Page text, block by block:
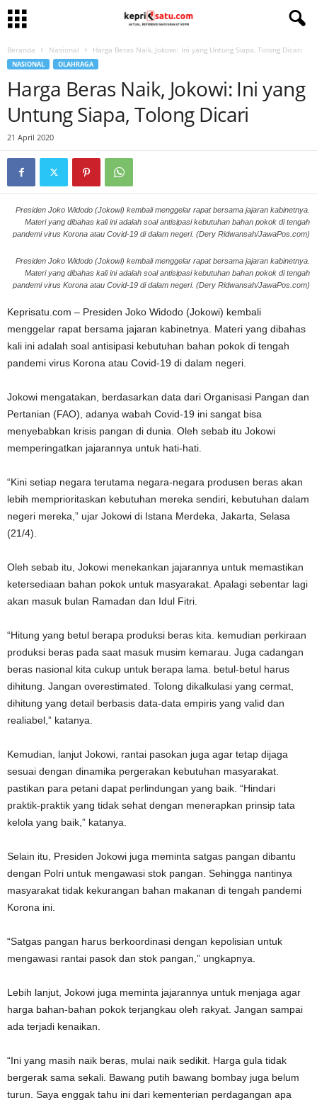
Beranda Nasional Harga Beras Naik, Jokowi: Ini yang Untung Siapa, Tolong Dicari
NASIONAL OLAHRAGA
Harga Beras Naik, Jokowi: Ini yang
Untung Siapa, Tolong Dicari
21 April 2020
Presiden Joko Widodo (Jokowi) kembali menggelar rapat bersama jajaran kabinetnya.
Materi yang dibahas kali ini adalah soal antisipasi kebutuhan bahan pokok di tengah
pandemi virus Korona atau Covid-19 di dalam negeri. (Dery Ridwansah/JawaPos.com)
Presiden Joko Widodo (Jokowi) kembali menggelar rapat bersama jajaran kabinetnya.
Materi yang dibahas kali ini adalah soal antisipasi kebutuhan bahan pokok di tengah
pandemi virus Korona atau Covid-19 di dalam negeri. (Dery Ridwansah/JawaPos.com)
Keprisatu.com – Presiden Joko Widodo (Jokowi) kembali
menggelar rapat bersama jajaran kabinetnya. Materi yang dibahas
kali ini adalah soal antisipasi kebutuhan bahan pokok di tengah
pandemi virus Korona atau Covid-19 di dalam negeri.
Jokowi mengatakan, berdasarkan data dari Organisasi Pangan dan
Pertanian (FAO), adanya wabah Covid-19 ini sangat bisa
menyebabkan krisis pangan di dunia. Oleh sebab itu Jokowi
memperingatkan jajarannya untuk hati-hati.
“Kini setiap negara terutama negara-negara produsen beras akan
lebih memprioritaskan kebutuhan mereka sendiri, kebutuhan dalam
negeri mereka,” ujar Jokowi di Istana Merdeka, Jakarta, Selasa
(21/4).
Oleh sebab itu, Jokowi menekankan jajarannya untuk memastikan
ketersediaan bahan pokok untuk masyarakat. Apalagi sebentar lagi
akan masuk bulan Ramadan dan Idul Fitri.
“Hitung yang betul berapa produksi beras kita. kemudian perkiraan
produksi beras pada saat masuk musim kemarau. Juga cadangan
beras nasional kita cukup untuk berapa lama. betul-betul harus
dihitung. Jangan overestimated. Tolong dikalkulasi yang cermat,
dihitung yang detail berbasis data-data empiris yang valid dan
realiabel,” katanya.
Kemudian, lanjut Jokowi, rantai pasokan juga agar tetap dijaga
sesuai dengan dinamika pergerakan kebutuhan masyarakat.
pastikan para petani dapat perlindungan yang baik. “Hindari
praktik-praktik yang tidak sehat dengan menerapkan prinsip tata
kelola yang baik,” katanya.
Selain itu, Presiden Jokowi juga meminta satgas pangan dibantu
dengan Polri untuk mengawasi stok pangan. Sehingga nantinya
masyarakat tidak kekurangan bahan makanan di tengah pandemi
Korona ini.
“Satgas pangan harus berkoordinasi dengan kepolisian untuk
mengawasi rantai pasok dan stok pangan,” ungkapnya.
Lebih lanjut, Jokowi juga meminta jajarannya untuk menjaga agar
harga bahan-bahan pokok terjangkau oleh rakyat. Jangan sampai
ada terjadi kenaikan.
“Ini yang masih naik beras, mulai naik sedikit. Harga gula tidak
bergerak sama sekali. Bawang putih bawang bombay juga belum
turun. Saya enggak tahu ini dari kementerian perdagangan apa